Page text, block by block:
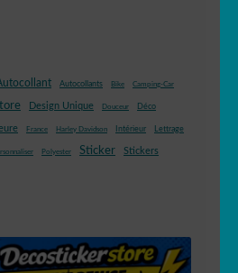
Autocollants Bike Camping-Car
Design Unique Douceur Déco
France Harley Davidson Intérieur Lettrage
Polyester Sticker Stickers